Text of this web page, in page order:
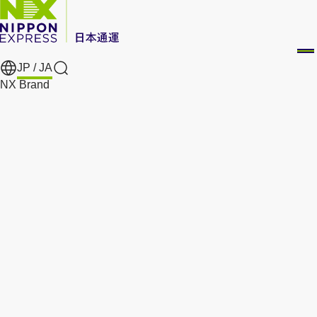
JP /JA
Search
NX Brand